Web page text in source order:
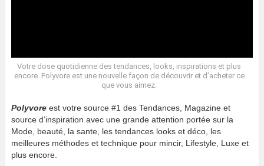
Votre dose quotidienne des tendances, looks, inspirations et plus
encore. Polyvore est une nouvelle façon de découvrir et d’acheter ce
que vous aimez.
Polyvore est votre source #1 des Tendances, Magazine et
source d’inspiration avec une grande attention portée sur la
Mode, beauté, la sante, les tendances looks et déco, les
meilleures méthodes et technique pour mincir, Lifestyle, Luxe et
plus encore.